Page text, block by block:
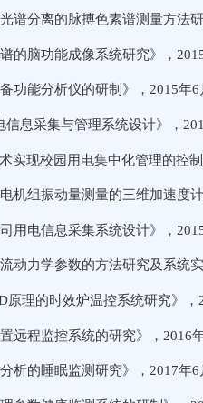
谱分离的脉搏色素谱测量方法
的脑功能成像系统研究》，
功能分析仪的研制》，2015年6
息采集与管理系统设计》，
实现校园用电集中化管理的控
机组振动量测量的三维加速度
用电信息采集系统设计》，
动力学参数的方法研究及系统
原理的时效炉温控系统研究》，
远程监控系统的研究》，2016
析的睡眠监测研究》，2017年6